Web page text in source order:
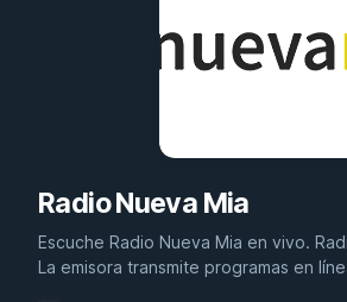
Radio Nueva Mia
Escuche Radio Nueva Mia en vivo.
La emisora transmite programas en